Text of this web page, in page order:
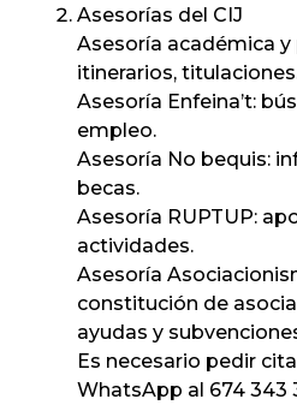
Asesorías del CIJ
Asesoría académica
itinerarios,
Asesoría Enfeina’t:
empleo.
Asesoría No bequis:
becas.
Asesoría RUPTUP:
actividades.
Asesoría
constitución de
ayudas y
Es necesario pedir
WhatsApp al 674 343